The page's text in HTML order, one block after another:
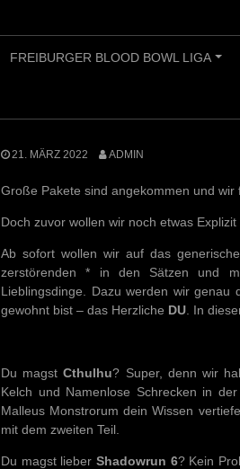
FREIBURGER BLOOD BOWL LIGA
21. MÄRZ 2022 ADMIN
Große Pakete sind angekommen und wir
Doch zuvor wollen wir noch etwas Explizit
Ab sofort wollen wir auf das
zerstörenden * in den Sätzen und
Lieblingsdinge. Dazu werden wir genau
gewohnt bist – das Herzliche DU . In
Du magstCthulhu? Super, denn wir
Kelch und Namenlose Schrecken in
Malleus Monstrorum dein Wissen
mit dem zweiten Teil.
Du magst lieber Shadowrun 6? Kein